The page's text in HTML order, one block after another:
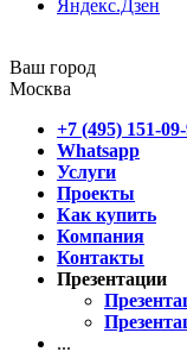
Яндекс.Дзен
Ваш город
Москва
+7 (495) 151-
Whatsapp
Услуги
Проекты
Как купить
Компания
Контакты
Презентации
...